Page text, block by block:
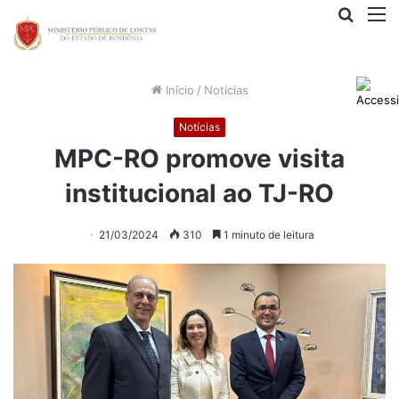
Início / Notícias
Notícias
MPC-RO promove visita
institucional ao TJ-RO
21/03/2024 310 1 minuto de leitura